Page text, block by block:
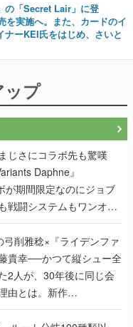
の「Secret Lair」に登
を実施へ。また、カードのイ
ーKEI氏をはじめ、さいと
ップ
じさにコラボ先も驚嘆
Daphne』
が期間限定なのにジョブ
戦闘システムもワンオフ
由を両ディレクターに聞
弓削雅稔×『ライデンファ
貴幸──かつて縦シュー全
2人が、30年後に同じ会
由とは。新作
』で初タッグを組